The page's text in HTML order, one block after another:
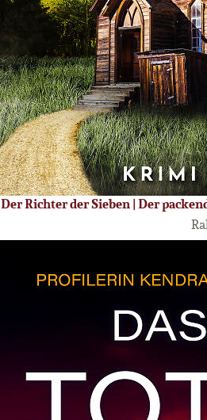
Der Richter der Sieben | Der